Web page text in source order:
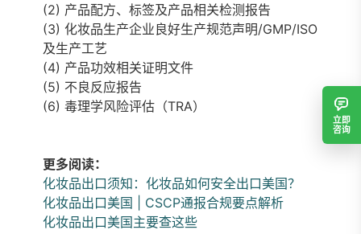
(2) 产品配方、标签及产品相关检测报告
(3) 化妆品生产企业良好生产规范声明/GMP/ISO
及生产工艺
(4) 产品功效相关证明文件
(5) 不良反应报告
(6) 毒理学风险评估（TRA）
更多阅读：
化妆品出口须知：化妆品如何安全出口美国？
化妆品出口美国 | CSCP通报合规要点解析
化妆品出口美国主要查这些
立即
咨询